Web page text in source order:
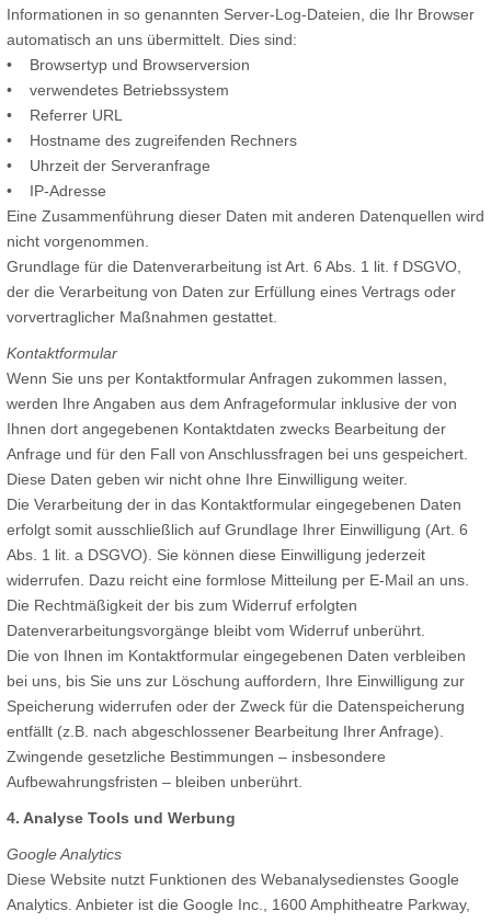
Informationen in so genannten Server-Log-Dateien, die Ihr Browser
automatisch an uns übermittelt. Dies sind:
• Browsertyp und Browserversion
• verwendetes Betriebssystem
• Referrer URL
• Hostname des zugreifenden Rechners
• Uhrzeit der Serveranfrage
• IP-Adresse
Eine Zusammenführung dieser Daten mit anderen Datenquellen wird
nicht vorgenommen.
Grundlage für die Datenverarbeitung ist Art. 6 Abs. 1 lit. f DSGVO,
der die Verarbeitung von Daten zur Erfüllung eines Vertrags oder
vorvertraglicher Maßnahmen gestattet.
Kontaktformular
Wenn Sie uns per Kontaktformular Anfragen zukommen lassen,
werden Ihre Angaben aus dem Anfrageformular inklusive der von
Ihnen dort angegebenen Kontaktdaten zwecks Bearbeitung der
Anfrage und für den Fall von Anschlussfragen bei uns gespeichert.
Diese Daten geben wir nicht ohne Ihre Einwilligung weiter.
Die Verarbeitung der in das Kontaktformular eingegebenen Daten
erfolgt somit ausschließlich auf Grundlage Ihrer Einwilligung (Art. 6
Abs. 1 lit. a DSGVO). Sie können diese Einwilligung jederzeit
widerrufen. Dazu reicht eine formlose Mitteilung per E-Mail an uns.
Die Rechtmäßigkeit der bis zum Widerruf erfolgten
Datenverarbeitungsvorgänge bleibt vom Widerruf unberührt.
Die von Ihnen im Kontaktformular eingegebenen Daten verbleiben
bei uns, bis Sie uns zur Löschung auffordern, Ihre Einwilligung zur
Speicherung widerrufen oder der Zweck für die Datenspeicherung
entfällt (z.B. nach abgeschlossener Bearbeitung Ihrer Anfrage).
Zwingende gesetzliche Bestimmungen – insbesondere
Aufbewahrungsfristen – bleiben unberührt.
4. Analyse Tools und Werbung
Google Analytics
Diese Website nutzt Funktionen des Webanalysedienstes Google
Analytics. Anbieter ist die Google Inc., 1600 Amphitheatre Parkway,